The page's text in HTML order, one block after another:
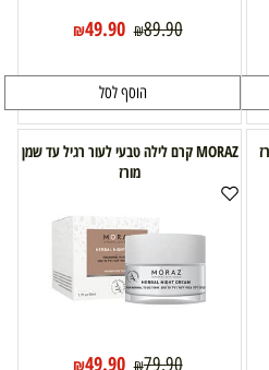
₪89.90
₪49.90
הוסף לסל
MORAZ קרם לילה טבעי לעור רגיל עד שמן
מורז
₪79.90
₪49.90